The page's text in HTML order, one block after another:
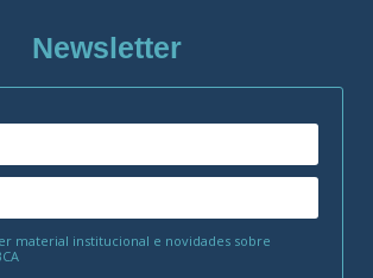
Newsletter
material institucional e novidades sobre